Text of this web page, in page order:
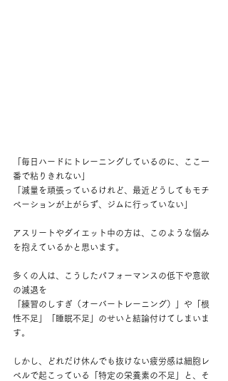
「毎日ハードにトレーニングしているのに、ここ一
番で粘りきれない」
「減量を頑張っているけれど、最近どうしてもモチ
ベーションが上がらず、ジムに行っていない」
アスリートやダイエット中の方は、このような悩み
を抱えているかと思います。
多くの人は、こうしたパフォーマンスの低下や意欲
の減退を
「練習のしすぎ（オーバートレーニング）」や「根
性不足」「睡眠不足」のせいと結論付けてしまいま
す。
しかし、どれだけ休んでも抜けない疲労感は細胞レ
ベルで起こっている「特定の栄養素の不足」と、そ